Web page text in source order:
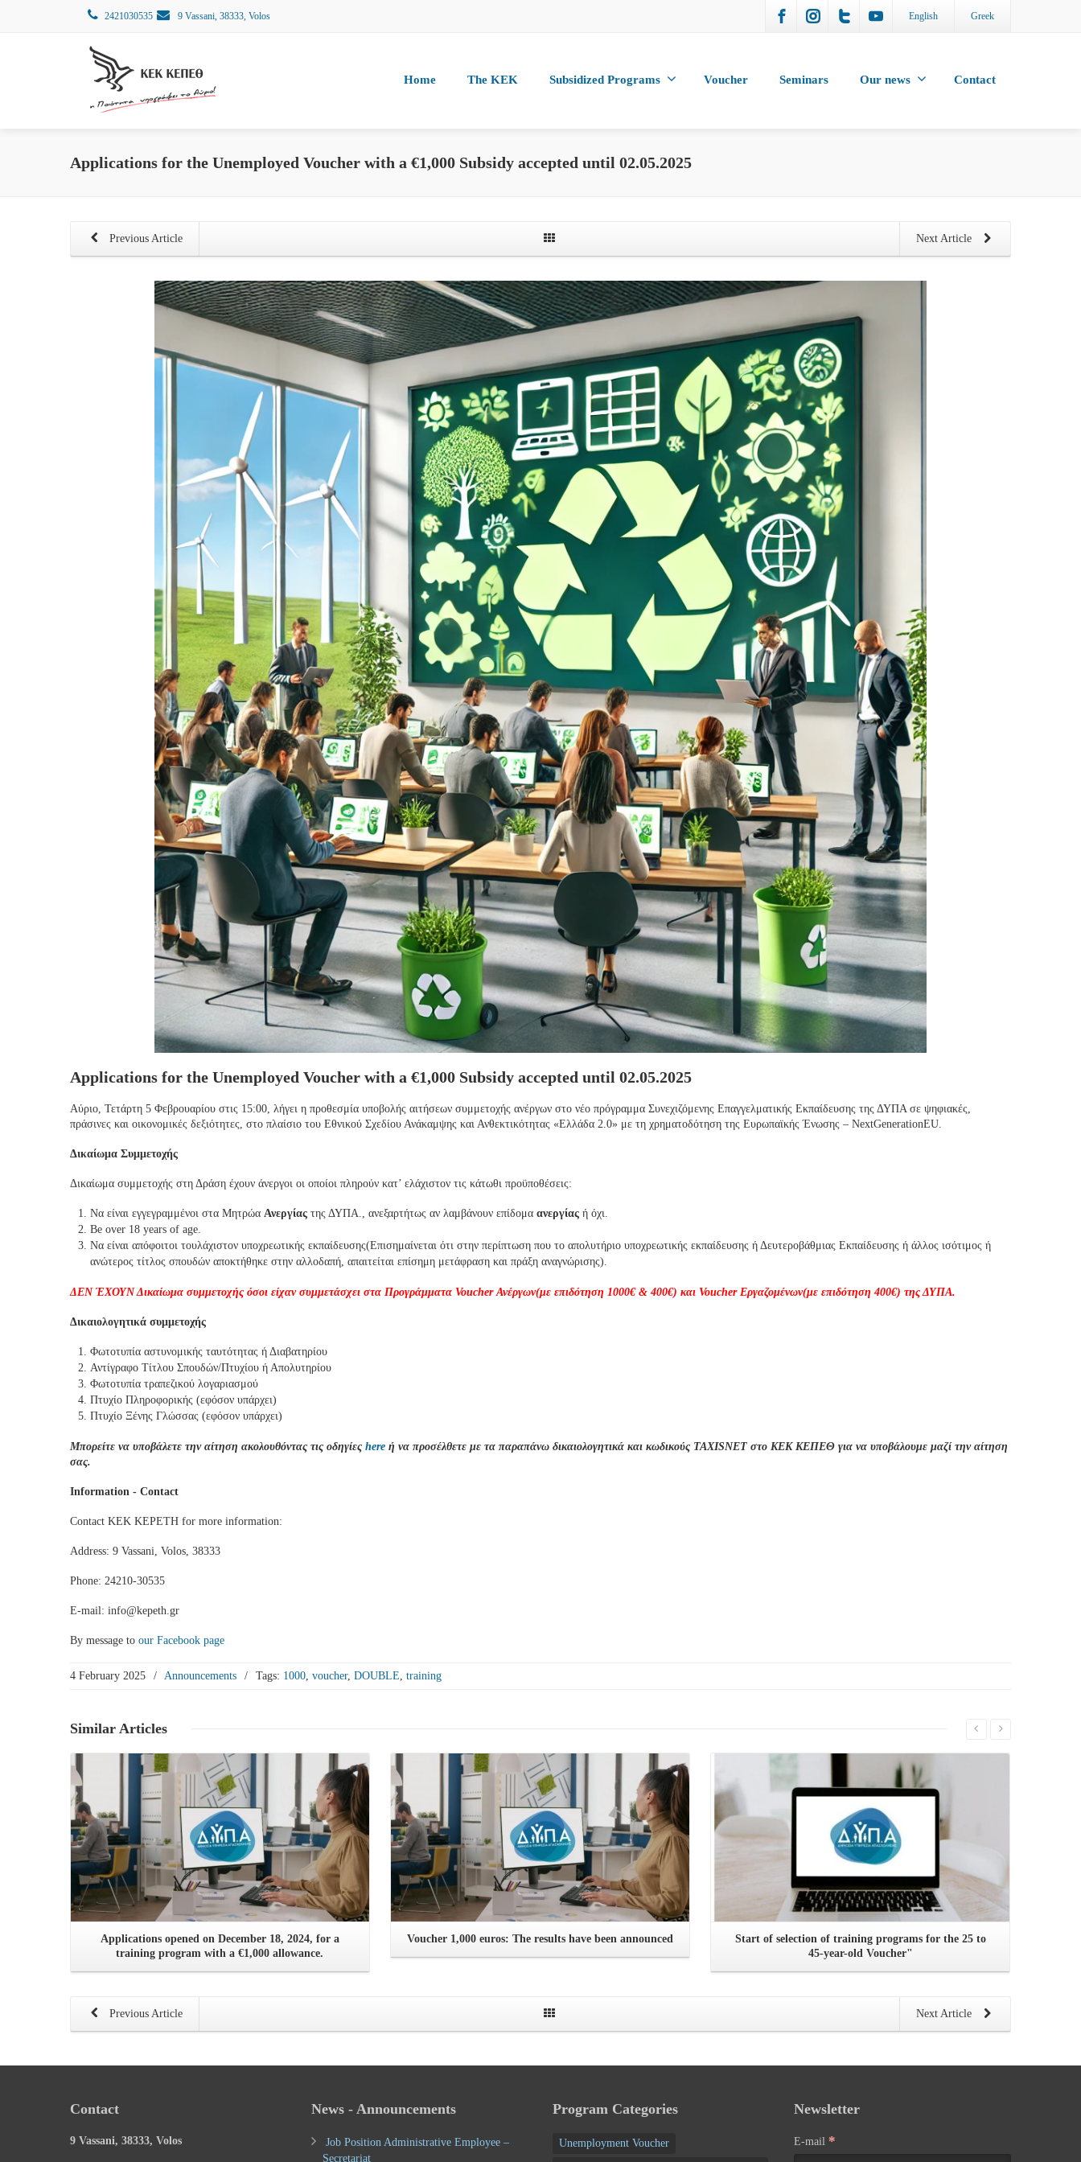
2421030535 9 Vassani, 38333, Volos English Greek
Home The KEK Subsidized Programs Voucher Seminars Our news Contact
Applications for the Unemployed Voucher with a €1,000 Subsidy accepted until 02.05.2025
Next Article
Previous Article
Applications for the Unemployed Voucher with a €1,000 Subsidy accepted until 02.05.2025
Αύριο, Τετάρτη 5 Φεβρουαρίου στις 15:00, λήγει η προθεσμία υποβολής αιτήσεων συμμετοχής ανέργων στο νέο πρόγραμμα Συνεχιζόμενης Επαγγελματικής Εκπαίδευσης της ΔΥΠΑ σε ψηφιακές,
πράσινες και οικονομικές δεξιότητες, στο πλαίσιο του Εθνικού Σχεδίου Ανάκαμψης και Ανθεκτικότητας «Ελλάδα 2.0» με τη χρηματοδότηση της Ευρωπαϊκής Ένωσης – NextGenerationEU.
Δικαίωμα Συμμετοχής
Δικαίωμα συμμετοχής στη Δράση έχουν άνεργοι οι οποίοι πληρούν κατ’ ελάχιστον τις κάτωθι προϋποθέσεις:
Να είναι εγγεγραμμένοι στα Μητρώα Ανεργίας της ΔΥΠΑ., ανεξαρτήτως αν λαμβάνουν επίδομα ανεργίας ή όχι.
Be over 18 years of age.
Να είναι απόφοιτοι τουλάχιστον υποχρεωτικής εκπαίδευσης(Επισημαίνεται ότι στην περίπτωση που το απολυτήριο υποχρεωτικής εκπαίδευσης ή Δευτεροβάθμιας Εκπαίδευσης ή άλλος ισότιμος ή
ανώτερος τίτλος σπουδών αποκτήθηκε στην αλλοδαπή, απαιτείται επίσημη μετάφραση και πράξη αναγνώρισης).
ΔΕΝ ΈΧΟΥΝ Δικαίωμα συμμετοχής όσοι είχανσυμμετάσχει στα Προγράμματα Voucher Ανέργων(με επιδότηση 1000€ & 400€) και Voucher Εργαζομένων(με επιδότηση 400€) της ΔΥΠΑ.
Δικαιολογητικά συμμετοχής
Φωτοτυπία αστυνομικής ταυτότητας ή Διαβατηρίου
Αντίγραφο Τίτλου Σπουδών/Πτυχίου ή Απολυτηρίου
Φωτοτυπία τραπεζικού λογαριασμού
Πτυχίο Πληροφορικής (εφόσον υπάρχει)
Πτυχίο Ξένης Γλώσσας (εφόσον υπάρχει)
Μπορείτε να υποβάλετε την αίτηση ακολουθόντας τις οδηγίες here ή να προσέλθετε με τα παραπάνω δικαιολογητικά και κωδικούς TAXISNET στο ΚΕΚ ΚΕΠΕΘ για να υποβάλουμε μαζί την αίτηση
σας.
Information - Contact
Contact KEK KEPETH for more information:
Address: 9 Vassani, Volos, 38333
Phone: 24210-30535
E-mail: info@kepeth.gr
By message to our Facebook page
4 February 2025 / Announcements / Tags: 1000, voucher, DOUBLE, training
Similar Articles
Applications opened on December 18, 2024, for a
training program with a €1,000 allowance.
Voucher 1,000 euros: The results have been announced
Start of selection of training programs for the 25 to
45-year-old Voucher"
Next Article
Previous Article
Contact
9 Vassani, 38333, Volos
News - Announcements
Job Position Administrative Employee –
Secretariat
Program Categories
Unemployment Voucher
Newsletter
E-mail *